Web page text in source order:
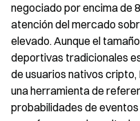
negociado por encima de
atención del mercado
elevado. Aunque el
deportivas tradicionales
de usuarios nativos
una herramienta de
probabilidades de